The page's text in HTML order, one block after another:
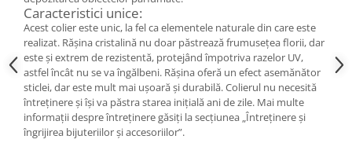
Brățară
Bijuterii - Alte
Suport bijuterii
Semn de carte
Accesorii
Produse personalizate (mărturii)
Caracteristici unice:
Acest colier este unic, la fel ca elementele naturale din care este
realizat. Rășina cristalină nu doar păstrează frumusețea florii, dar
este și extrem de rezistentă, protejând împotriva razelor UV,
astfel încât nu se va îngălbeni. Rășina oferă un efect asemănător
sticlei, dar este mult mai ușoară și durabilă. Colierul nu necesită
întreținere și își va păstra starea inițială ani de zile. Mai multe
informații despre întreținere găsiți la secțiunea „Întreținere și
îngrijirea bijuteriilor și accesoriilor”.